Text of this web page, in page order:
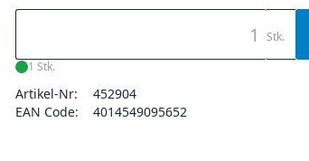
Stk.
1 Stk.
Artikel-Nr:
452904
EAN Code:
4014549095652